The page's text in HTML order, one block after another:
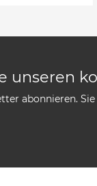
unseren
abonnieren.